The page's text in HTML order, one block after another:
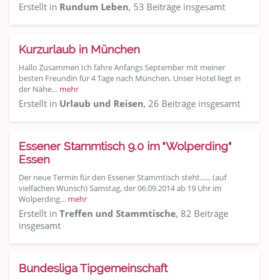
Erstellt in Rundum Leben, 53 Beiträge insgesamt
Kurzurlaub in München
Hallo Zusammen Ich fahre Anfangs September mit meiner
besten Freundin für 4 Tage nach München. Unser Hotel liegt in
der Nähe… mehr
Erstellt in Urlaub und Reisen, 26 Beiträge insgesamt
Essener Stammtisch 9.0 im "Wolperding"
Essen
Der neue Termin für den Essener Stammtisch steht...... (auf
vielfachen Wunsch) Samstag, der 06.09.2014 ab 19 Uhr im
Wolperding… mehr
Erstellt in Treffen und Stammtische, 82 Beiträge
insgesamt
Bundesliga Tipgemeinschaft